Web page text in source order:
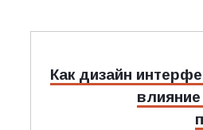
Как дизайн
влияние